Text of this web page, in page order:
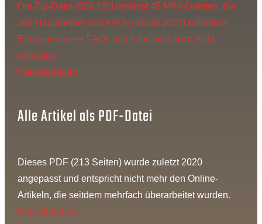
Die Zip-Datei (596 MB) umfasst 45 MP3-Dateien, die
alle Hauptartikel und FAQs (Stand 2023) enthalten.
Ein paar neuere FAQs und Infos sind noch nicht
enthalten.
Herunterladen
Alle Artikel als PDF-Datei
Dieses PDF (213 Seiten) wurde zuletzt 2020
angepasst und entspricht nicht mehr den Online-
Artikeln, die seitdem mehrfach überarbeitet wurden.
Herunterladen